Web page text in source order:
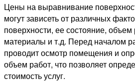
Цены на выравнивание
могут зависеть от различных
поверхности, ее состояние,
материалы и т.д. Перед началом
проводит осмотр помещения и
объем работ, что позволяет
стоимость услуг.